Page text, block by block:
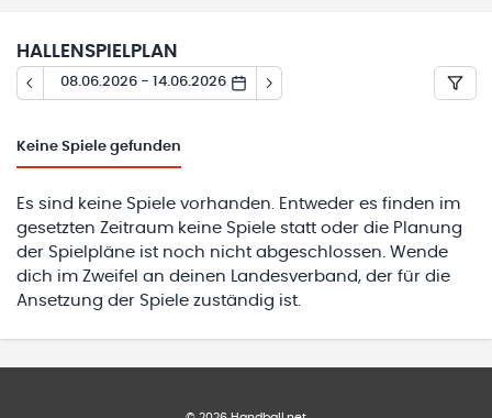
HALLENSPIELPLAN
08.06.2026 - 14.06.2026
Keine Spiele gefunden
Es sind keine Spiele vorhanden. Entweder es finden im
gesetzten Zeitraum keine Spiele statt oder die Planung
der Spielpläne ist noch nicht abgeschlossen. Wende
dich im Zweifel an deinen Landesverband, der für die
Ansetzung der Spiele zuständig ist.